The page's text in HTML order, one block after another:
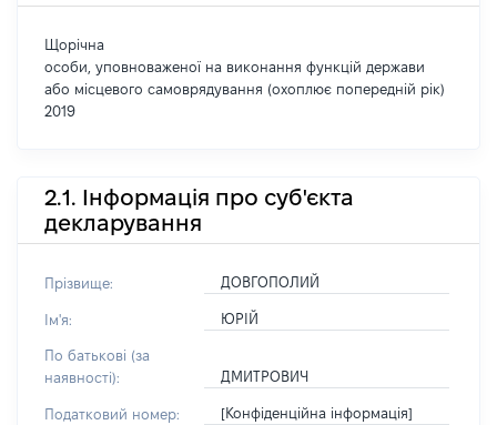
Щорічна
особи, уповноваженої на виконання функцій держави
або місцевого самоврядування (охоплює попередній рік)
2019
2.1. Інформація про суб'єкта
декларування
Прізвище: ДОВГОПОЛИЙ
Ім'я: ЮРІЙ
По батькові (за
наявності):
ДМИТРОВИЧ
Податковий номер: [Конфіденційна інформація]